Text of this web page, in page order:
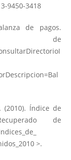
9450-3418
de pagos.
de
(2010). Índice de
de
>.